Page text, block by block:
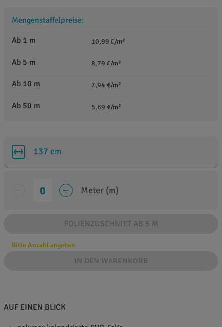
Mengenstaffelpreise:
Ab 1 m
10,99 €/m²
Ab 5 m 8,79 €/m²
Ab 10 m 7,94 €/m²
Ab 50 m 5,69 €/m²
137 cm
Meter (m)
FOLIENZUSCHNITT AB 5 M
Bitte Anzahl angeben
IN DEN WARENKORB
AUF EINEN BLICK